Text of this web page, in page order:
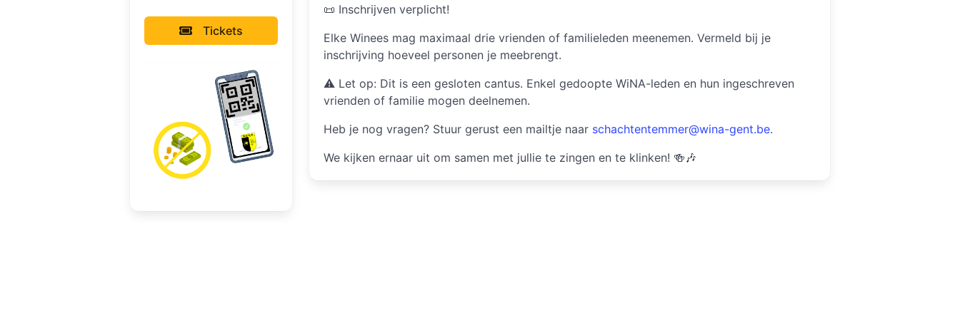
Tickets
📜 Inschrijven verplicht!
Elke Winees mag maximaal drie vrienden of familieleden meenemen. Vermeld bij je
inschrijving hoeveel personen je meebrengt.
⚠ Let op: Dit is een gesloten cantus. Enkel gedoopte WiNA-leden en hun ingeschreven
vrienden of familie mogen deelnemen.
Heb je nog vragen? Stuur gerust een mailtje naar schachtentemmer@wina-gent.be.
We kijken ernaar uit om samen met jullie te zingen en te klinken! 🍻🎶